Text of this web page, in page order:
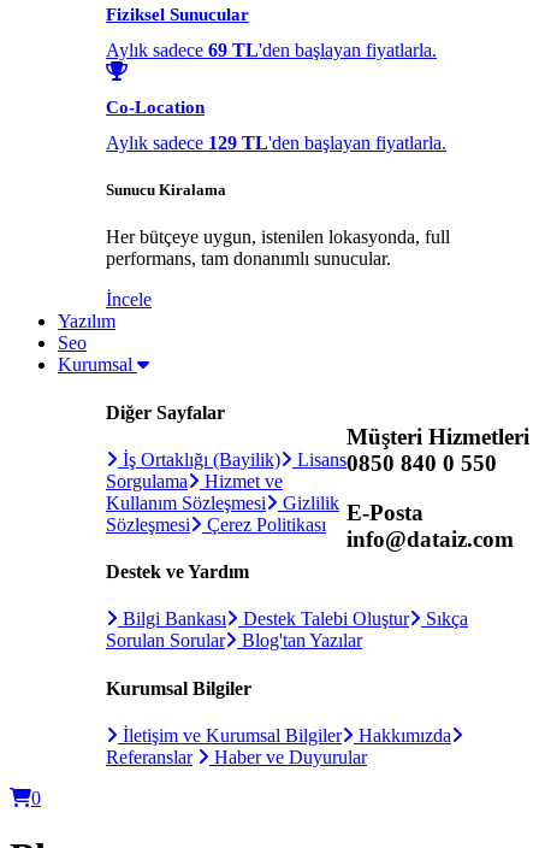
Fiziksel Sunucular
Aylık sadece 69 TL'den başlayan fiyatlarla.
Co-Location
Aylık sadece 129 TL'den başlayan fiyatlarla.
Sunucu Kiralama
Her bütçeye uygun, istenilen lokasyonda, full
performans, tam donanımlı sunucular.
İncele
Yazılım
Seo
Kurumsal
Müşteri Hizmetleri
0850 840 0 550
E-Posta
info@dataiz.com
Diğer Sayfalar
İş Ortaklığı (Bayilik)
Lisans
Sorgulama
Hizmet ve
Kullanım Sözleşmesi
Gizlilik
Sözleşmesi
Çerez Politikası
Destek ve Yardım
Bilgi Bankası Destek Talebi Oluştur
Sıkça
Sorulan Sorular
Blog'tan Yazılar
Kurumsal Bilgiler
İletişim ve Kurumsal Bilgiler
Hakkımızda
Referanslar
Haber ve Duyurular
0